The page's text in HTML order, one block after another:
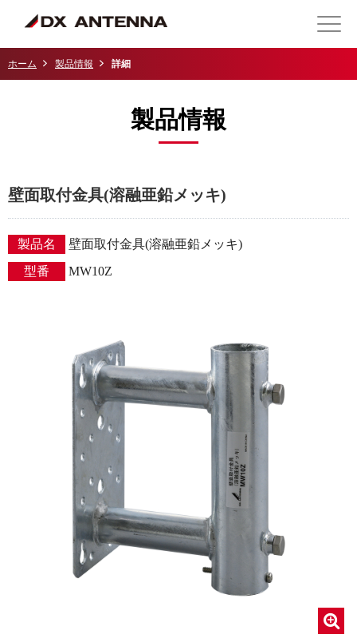
ホーム 製品情報 詳細
製品情報
壁面取付金具(溶融亜鉛メッキ)
製品名
壁面取付金具(溶融亜鉛メッキ)
型番
MW10Z